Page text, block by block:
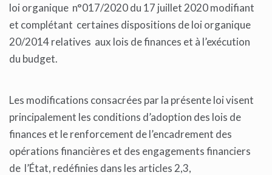
loi organique n°017/2020 du 17 juillet 2020 modifiant
et complétant certaines dispositions de loi organique
20/2014 relatives aux lois de finances et à l’exécution
du budget.
Les modifications consacrées par la présente loi visent
principalement les conditions d’adoption des lois de
finances et le renforcement de l’encadrement des
opérations financières et des engagements financiers
de l’État, redéfinies dans les articles 2,3,